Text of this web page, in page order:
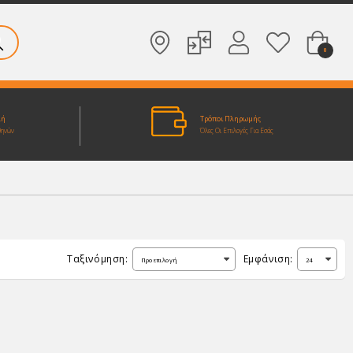
0
Τρόποι Πληρωμής
Όλες Οι Επιλογές Για Εσάς
Ταξινόμηση: Εμφάνιση: